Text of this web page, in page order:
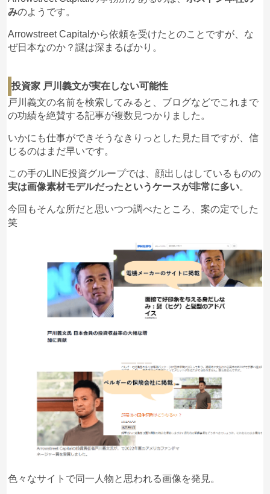
のを無理して送金しました。
金融庁から許可が出たと発表していたのでそれも信
用材料でした。16日に支社のパーティがありそこに
は金融庁の人も参加と言っていたのです。
戸川氏のライブ、学習資料、上場した仮想通貨2種
とは思えませんでした。
戻ってこない金額は簡単に諦められるようなもので
はないのでこれが詐欺なら極悪人集団ということで
す。
仕事を辞めても生活に困るわけではなかったのです
が、辞められない上に何もできなくなってしまいま
送金のスクションとか自分のアカウントのおかしい
部分とかデータはいろいろ残していますが何もなら
どうせダメなら最後まで諦めないことにします。
Arrowstreet Capital 戸川義文への投
稿
2024/02/09
1
かなり手の込んだ中国系の詐欺グループ。
経緯を時系列にすると‥
LINE上にて、村上世彰氏の弟子が無料で投資をレク
チャーすると言うアカウントからの勧誘→第1キャ
ペーン無料イーサリアムで取引実体験→体験で得た
ETHを所有を得る→プロフェッショナルトレーダー
による取引指導、毎日2回と毎週行われた、とがわ
よしふみなる人物の経済投資勉強ライブ→アロース
トリートキャピタルJapanが、金融庁の審査に入る
から全額引き出すように通告→LINEグループ削除、
各トレーダーとアシスタントは音信不通、取引アプ
自分は32万円被害に遭いました。
みのようです。
Arrowstreet Capitalから依頼を受けたとのことですが、な
ぜ日本なのか？謎は深まるばかり。
投資家 戸川義文が実在しない可能性
戸川義文の名前を検索してみると、ブログなどでこれまで
の功績を絶賛する記事が複数見つかりました。
いかにも仕事ができそうなきりっとした見た目ですが、信
じるのはまだ早いです。
この手のLINE投資グループでは、顔出しはしているものの
実は画像素材モデルだったというケースが非常に多い。
今回もそんな所だと思いつつ調べたところ、案の定でした
笑
色々なサイトで同一人物と思われる画像を発見。